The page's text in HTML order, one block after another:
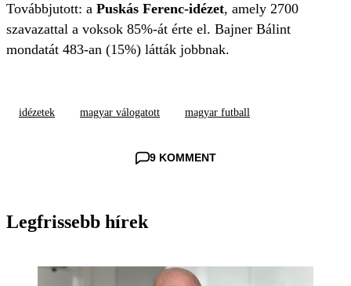
Továbbjutott: a Puskás Ferenc-idézet, amely 2700
szavazattal a voksok 85%-át érte el. Bajner Bálint
mondatát 483-an (15%) látták jobbnak.
idézetek magyar válogatott magyar futball
9 KOMMENT
Legfrissebb hírek